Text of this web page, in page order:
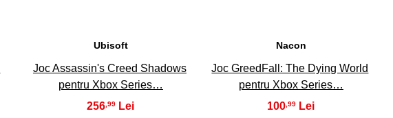
Ubisoft
Joc Assassin's Creed Shadows
pentru Xbox Series…
256,99
Nacon
Joc GreedFall: The Dying World
pentru Xbox Series…
100,99